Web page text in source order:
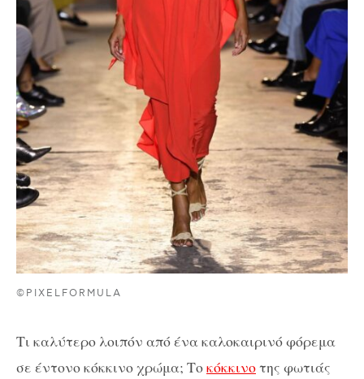
©PIXELFORMULA
Τι καλύτερο λοιπόν από ένα καλοκαιρινό φόρεμα
σε έντονο κόκκινο χρώμα; Τοκόκκινοτης φωτιάς